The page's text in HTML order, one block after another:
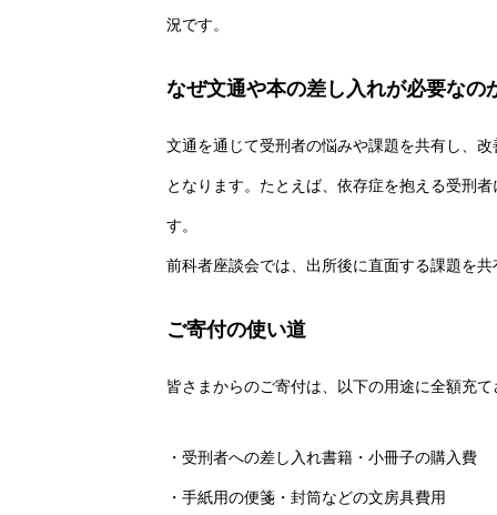
況です。
なぜ文通や本の差し入れが必要なの
文通を通じて受刑者の悩みや課題を共有し、
となります。たとえば、依存症を抱える受刑
す。
前科者座談会では、出所後に直面する課題を
ご寄付の使い道
皆さまからのご寄付は、以下の用途に全額充
・受刑者への差し入れ書籍・小冊子の購入費
・手紙用の便箋・封筒などの文房具費用